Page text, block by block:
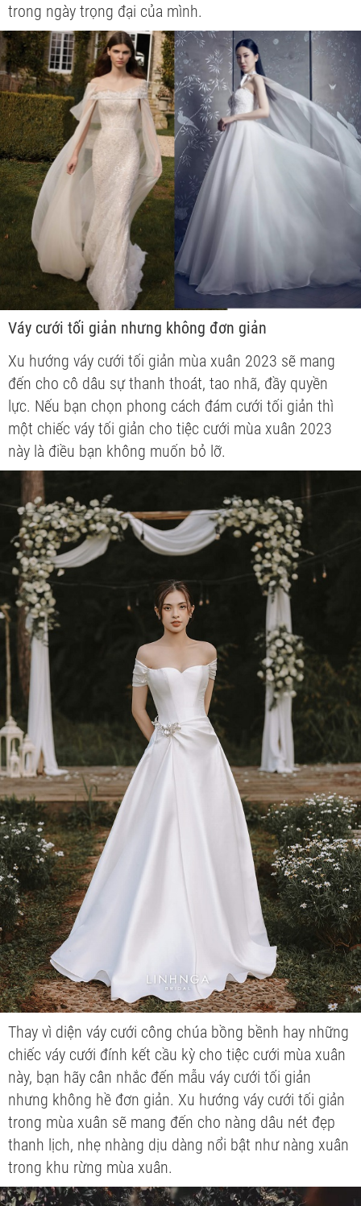
trong ngày trọng đại của mình.
Váy cưới tối giản nhưng không đơn giản
Xu hướng váy cưới tối giản mùa xuân 2023 sẽ mang
đến cho cô dâu sự thanh thoát, tao nhã, đầy quyền
lực. Nếu bạn chọn phong cách đám cưới tối giản thì
một chiếc váy tối giản cho tiệc cưới mùa xuân 2023
này là điều bạn không muốn bỏ lỡ.
Thay vì diện váy cưới công chúa bồng bềnh hay những
chiếc váy cưới đính kết cầu kỳ cho tiệc cưới mùa xuân
này, bạn hãy cân nhắc đến mẫu váy cưới tối giản
nhưng không hề đơn giản. Xu hướng váy cưới tối giản
trong mùa xuân sẽ mang đến cho nàng dâu nét đẹp
thanh lịch, nhẹ nhàng dịu dàng nổi bật như nàng xuân
trong khu rừng mùa xuân.